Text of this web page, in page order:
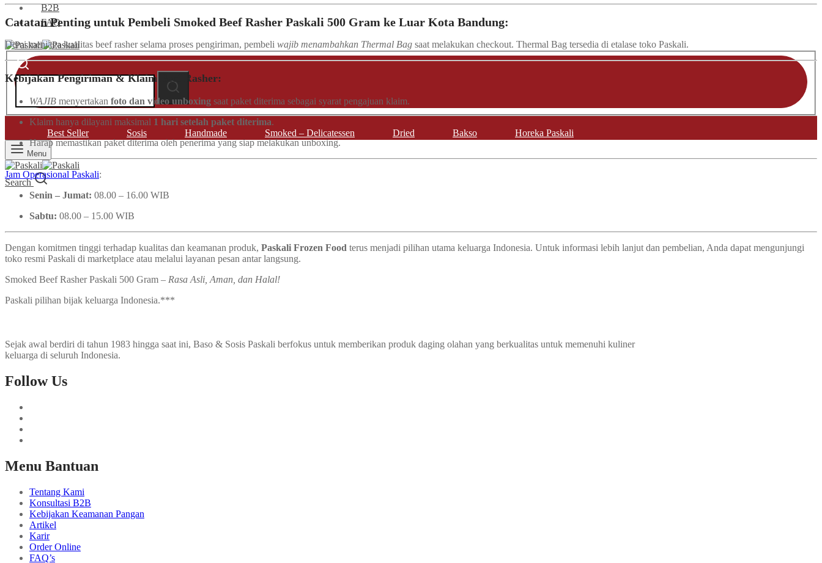
B2B
FAQ
Search
Search
Best Seller Sosis Handmade Smoked – Delicatessen Dried Bakso Horeka Paskali
Menu
Search
Catatan Penting untuk Pembeli Smoked Beef Rasher Paskali 500 Gram ke Luar Kota Bandung:
Demi menjaga kualitas beef rasher selama proses pengiriman, pembeli wajib menambahkan Thermal Bag saat melakukan checkout. Thermal Bag tersedia di etalase toko Paskali.
Kebijakan Pengiriman & Klaim Beef Rasher:
WAJIB menyertakan foto dan video unboxing saat paket diterima sebagai syarat pengajuan klaim.
Klaim hanya dilayani maksimal 1 hari setelah paket diterima.
Harap memastikan paket diterima oleh penerima yang siap melakukan unboxing.
Jam Operasional Paskali:
Senin – Jumat: 08.00 – 16.00 WIB
Sabtu: 08.00 – 15.00 WIB
Dengan komitmen tinggi terhadap kualitas dan keamanan produk, Paskali Frozen Food terus menjadi pilihan utama keluarga Indonesia. Untuk informasi lebih lanjut dan pembelian, Anda dapat mengunjungi
toko resmi Paskali di marketplace atau melalui layanan pesan antar langsung.
Smoked Beef Rasher Paskali 500 Gram – Rasa Asli, Aman, dan Halal!
Paskali pilihan bijak keluarga Indonesia.***
Sejak awal berdiri di tahun 1983 hingga saat ini, Baso & Sosis Paskali berfokus untuk memberikan produk daging olahan yang berkualitas untuk memenuhi kuliner
keluarga di seluruh Indonesia.
Follow Us
Menu Bantuan
Tentang Kami
Konsultasi B2B
Kebijakan Keamanan Pangan
Artikel
Karir
Order Online
FAQ’s